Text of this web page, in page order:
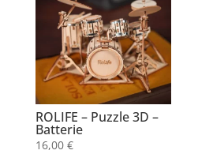
ROLIFE – Puzzle 3D –
Batterie
16,00 €